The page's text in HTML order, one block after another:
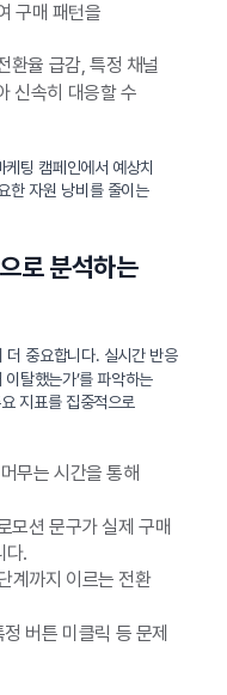
구매 패턴을
환율 급감, 특정 채널
신속히 대응할 수
팅 캠페인에서 예상치
한 자원 낭비를 줄이는
로 분석하는
더 중요합니다. 실시간 반응
이탈했는가’를 파악하는
지표를 집중적으로
무는 시간을 통해
모션 문구가 실제 구매
다.
계까지 이르는 전환
버튼 미클릭 등 문제